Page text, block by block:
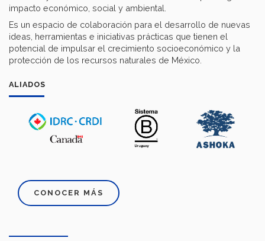
impacto económico, social y ambiental.
Es un espacio de colaboración para el desarrollo de nuevas
ideas, herramientas e iniciativas prácticas que tienen el
potencial de impulsar el crecimiento socioeconómico y la
protección de los recursos naturales de México.
ALIADOS
CONOCER MÁS